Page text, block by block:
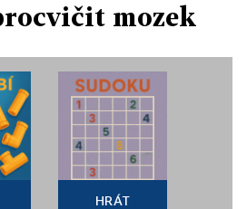
mozek
HRÁT